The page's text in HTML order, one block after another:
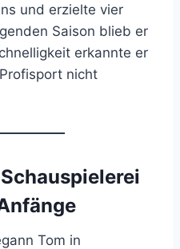
und erzielte vier
Saison blieb er
erkannte er
nicht
Tom in